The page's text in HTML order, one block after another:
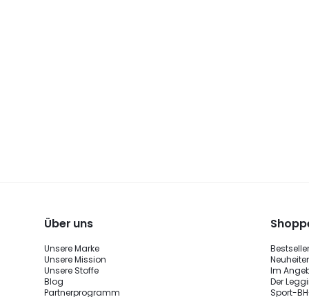
Über uns
Unsere Marke
Unsere Mission
Unsere Stoffe
Blog
Partnerprogramm
Bestseller
Im
Der
Sport-